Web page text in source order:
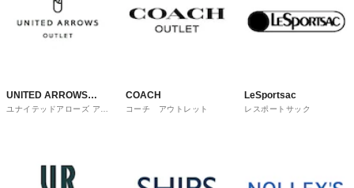
UNITED ARROWS
OUTLET
ユナイテッドアローズ アウ
COACH
コーチ アウトレット
LeSportsac
レスポートサック